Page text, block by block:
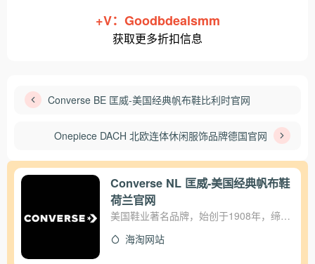
+V：Goodbdealsmm
获取更多折扣信息
Converse BE 匡威-美国经典帆布鞋比利时官网
Onepiece DACH 北欧连体休闲服饰品牌德国官网
Converse NL 匡威-美国经典帆布鞋
荷兰官网
美国鞋业著名品牌，始创于1908年，缔造
款色上都堪称世界第一。全明星经典帆布
海淘网站